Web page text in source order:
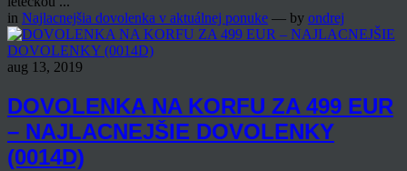
in Najlacnejšia dovolenka v aktuálnej ponuke — by ondrej
aug 13, 2019
DOVOLENKA NA KORFU ZA 499 EUR
– NAJLACNEJŠIE DOVOLENKY
(0014D)